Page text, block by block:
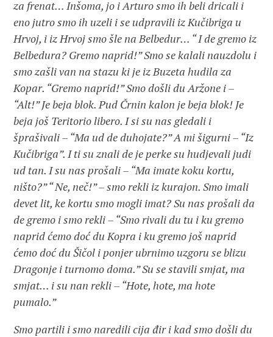
za frenat… Inšoma, jo i Arturo smo ih beli dricali i
eno jutro smo ih uzeli i se udpravili iz Kučibriga u
Hrvoj, i iz Hrvoj smo šle na Belbedur… “ I de gremo iz
Belbedura? Gremo naprid!” Smo se kalali nauzdolu i
smo zašli van na stazu ki je iz Buzeta hudila za
Kopar. “Gremo naprid!” Smo došli du Aržone i –
“Alt!” Je beja blok. Pud Črnin kalon je beja blok! Je
beja još Teritorio libero. I si su nas gledali i
šprašivali – “Ma ud de duhojate?” A mi šigurni – “Iz
Kučibriga”. I ti su znali de je perke su hudjevali judi
ud tan. I su nas prošali – “Ma imate koku kortu,
ništo?” “ Ne, neč!” – smo rekli iz kurajon. Smo imali
devet lit, ke kortu smo mogli imat? Su nas prošali da
de gremo i smo rekli – “Smo rivali du tu i ku gremo
naprid ćemo doć du Kopra i ku gremo još naprid
ćemo doć du Šičol i ponjer ubrnimo uzgoru se blizu
Dragonje i turnomo doma.” Su se stavili smjat, ma
smjat… i su nan rekli – “Hote, hote, ma hote
pumalo.”
Smo partili i smo naredili cija đir i kad smo došli du